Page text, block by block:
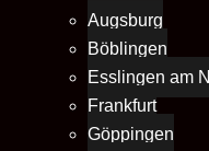
Augsburg
Böblingen
Esslingen am
Frankfurt
Göppingen